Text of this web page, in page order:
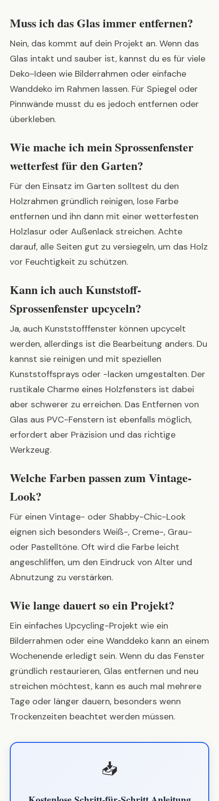
Muss ich das Glas immer entfernen?
Nein, das kommt auf dein Projekt an. Wenn das
Glas intakt und sauber ist, kannst du es für viele
Deko-Ideen wie Bilderrahmen oder einfache
Wanddeko im Rahmen lassen. Für Spiegel oder
Pinnwände musst du es jedoch entfernen oder
überkleben.
Wie mache ich mein Sprossenfenster
wetterfest für den Garten?
Für den Einsatz im Garten solltest du den
Holzrahmen gründlich reinigen, lose Farbe
entfernen und ihn dann mit einer wetterfesten
Holzlasur oder Außenlack streichen. Achte
darauf, alle Seiten gut zu versiegeln, um das Holz
vor Feuchtigkeit zu schützen.
Kann ich auch Kunststoff-
Sprossenfenster upcyceln?
Ja, auch Kunststofffenster können upcycelt
werden, allerdings ist die Bearbeitung anders. Du
kannst sie reinigen und mit speziellen
Kunststoffsprays oder -lacken umgestalten. Der
rustikale Charme eines Holzfensters ist dabei
aber schwerer zu erreichen. Das Entfernen von
Glas aus PVC-Fenstern ist ebenfalls möglich,
erfordert aber Präzision und das richtige
Werkzeug.
Welche Farben passen zum Vintage-
Look?
Für einen Vintage- oder Shabby-Chic-Look
eignen sich besonders Weiß-, Creme-, Grau-
oder Pastelltöne. Oft wird die Farbe leicht
angeschliffen, um den Eindruck von Alter und
Abnutzung zu verstärken.
Wie lange dauert so ein Projekt?
Ein einfaches Upcycling-Projekt wie ein
Bilderrahmen oder eine Wanddeko kann an einem
Wochenende erledigt sein. Wenn du das Fenster
gründlich restaurieren, Glas entfernen und neu
streichen möchtest, kann es auch mal mehrere
Tage oder länger dauern, besonders wenn
Trockenzeiten beachtet werden müssen.
📥